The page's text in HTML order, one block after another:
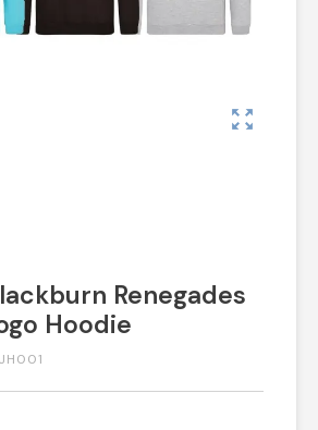
zoom_out_map
Renegades
Hoodie
JH001